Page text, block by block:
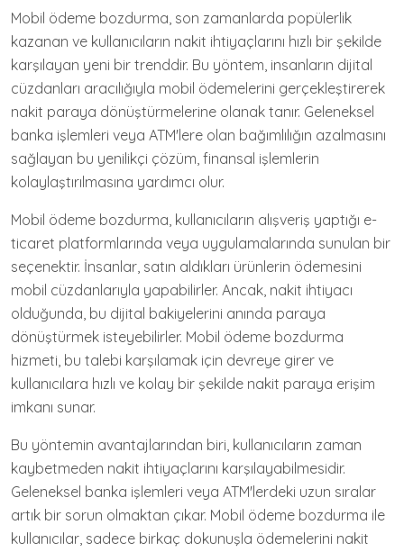
Mobil ödeme bozdurma, son zamanlarda popülerlik
kazanan ve kullanıcıların nakit ihtiyaçlarını hızlı bir şekilde
karşılayan yeni bir trenddir. Bu yöntem, insanların dijital
cüzdanları aracılığıyla mobil ödemelerini gerçekleştirerek
nakit paraya dönüştürmelerine olanak tanır. Geleneksel
banka işlemleri veya ATM'lere olan bağımlılığın azalmasını
sağlayan bu yenilikçi çözüm, finansal işlemlerin
kolaylaştırılmasına yardımcı olur.
Mobil ödeme bozdurma, kullanıcıların alışveriş yaptığı e-
ticaret platformlarında veya uygulamalarında sunulan bir
seçenektir. İnsanlar, satın aldıkları ürünlerin ödemesini
mobil cüzdanlarıyla yapabilirler. Ancak, nakit ihtiyacı
olduğunda, bu dijital bakiyelerini anında paraya
dönüştürmek isteyebilirler. Mobil ödeme bozdurma
hizmeti, bu talebi karşılamak için devreye girer ve
kullanıcılara hızlı ve kolay bir şekilde nakit paraya erişim
imkanı sunar.
Bu yöntemin avantajlarından biri, kullanıcıların zaman
kaybetmeden nakit ihtiyaçlarını karşılayabilmesidir.
Geleneksel banka işlemleri veya ATM'lerdeki uzun sıralar
artık bir sorun olmaktan çıkar. Mobil ödeme bozdurma ile
kullanıcılar, sadece birkaç dokunuşla ödemelerini nakit